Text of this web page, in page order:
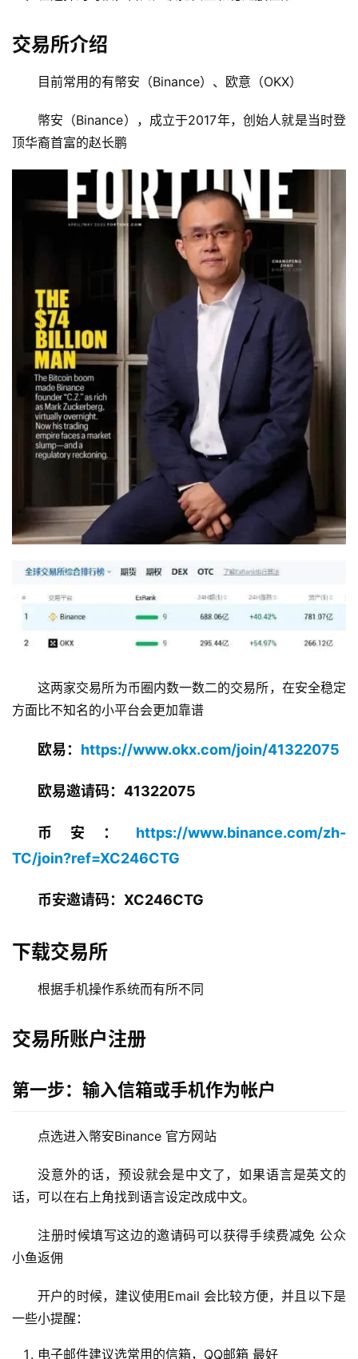
交易所介绍
目前常用的有幤安（Binance）、欧意（OKX）
幤安（Binance），成立于2017年，创始人就是当时登
顶华裔首富的赵长鹏
这两家交易所为币圈内数一数二的交易所，在安全稳定
方面比不知名的小平台会更加靠谱
欧易：​ https://www.okx.com/join/41322075
欧易邀请码：41322075
币安： https://www.binance.com/zh-
TC/join?ref=XC246CTG
币安邀请码：XC246CTG
下载交易所
根据手机操作系统而有所不同
交易所账户注册
第一步：输入信箱或手机作为帐户
点选进入幤安Binance 官方网站
没意外的话，预设就会是中文了，如果语言是英文的
话，可以在右上角找到语言设定改成中文。
注册时候填写这边的邀请码可以获得手续费减免 公众
小鱼返佣
开户的时候，建议使用Email 会比较方便，并且以下是
一些小提醒：
电子邮件建议选常用的信箱，QQ邮箱 最好